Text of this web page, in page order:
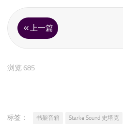
上一篇
浏览 685
标签： 书架音箱 Starke Sound 史塔克